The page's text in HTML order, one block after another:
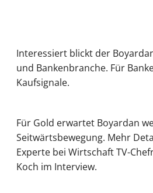
Interessiert blickt der
und Bankenbranche. Für
Kaufsignale.
Für Gold erwartet Boyardan
Seitwärtsbewegung. Mehr
Experte bei Wirtschaft TV-
Koch im Interview.